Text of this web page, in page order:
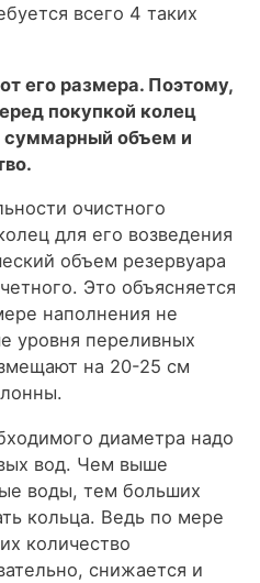
всего 4 таких
его размера. Поэтому,
покупкой колец
суммарный объем и
очистного
для его возведения
объем резервуара
Это объясняется
наполнения не
уровня переливных
на 20-25 см
диаметра надо
вод. Чем выше
воды, тем больших
кольца. Ведь по мере
количество
снижается и